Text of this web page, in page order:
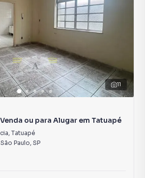
11
ou para Alugar em Tatuapé
, Tatuapé
São Paulo, SP